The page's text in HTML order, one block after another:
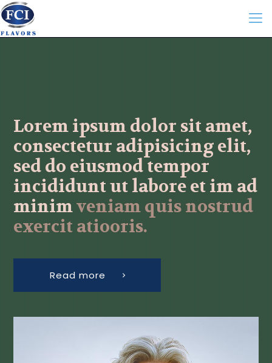
Lorem ipsum dolor sit amet,
consectetur adipisicing elit,
sed do eiusmod tempor
incididunt ut labore et im ad
minimveniam quis nostrud
exercit atiooris.
Read more